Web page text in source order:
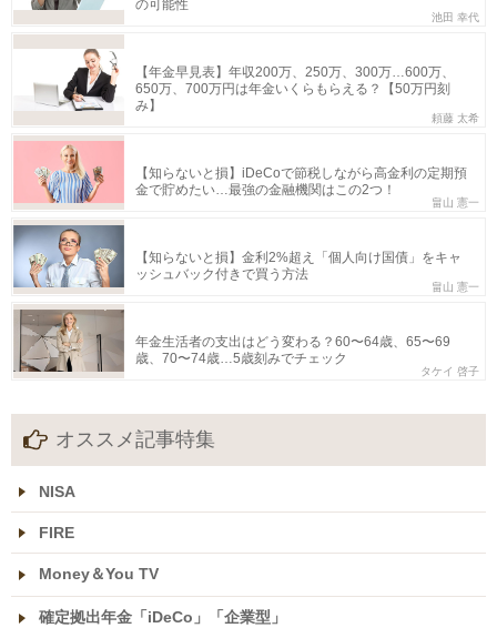
の可能性
池田 幸代
【年金早見表】年収200万、250万、300万…600万、
650万、700万円は年金いくらもらえる？【50万円刻
み】
頼藤 太希
【知らないと損】iDeCoで節税しながら高金利の定期預
金で貯めたい…最強の金融機関はこの2つ！
畠山 憲一
【知らないと損】金利2%超え「個人向け国債」をキャ
ッシュバック付きで買う方法
畠山 憲一
年金生活者の支出はどう変わる？60〜64歳、65〜69
歳、70〜74歳…5歳刻みでチェック
タケイ 啓子
オススメ記事特集
NISA
FIRE
Money＆You TV
確定拠出年金「iDeCo」「企業型」